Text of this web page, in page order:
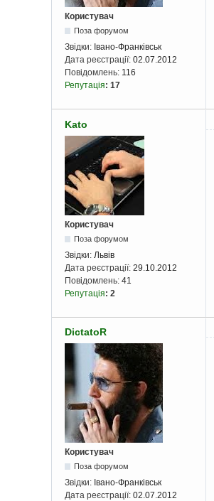
Користувач
Поза форумом
Звідки: Івано-Франківськ
Дата реєстрації: 02.07.2012
Повідомлень: 116
Репутація: 17
Kato
Користувач
Поза форумом
Звідки: Львів
Дата реєстрації: 29.10.2012
Повідомлень: 41
Репутація: 2
DictatoR
Користувач
Поза форумом
Звідки: Івано-Франківськ
Дата реєстрації: 02.07.2012